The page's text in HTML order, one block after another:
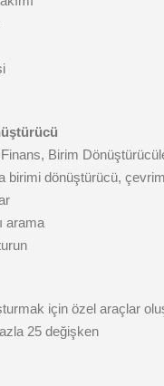
Birim
dönüştürücü,
arama
için özel araçlar
25 değişken